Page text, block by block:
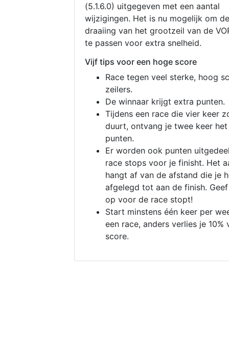
(5.1.6.0) uitgegeven met een aantal
wijzigingen. Het is nu mogelijk om de
draaiing van het grootzeil van de
te passen voor extra snelheid.
Vijf tips voor een hoge score
Race tegen veel sterke, hoog
zeilers.
De winnaar krijgt extra punten.
Tijdens een race die vier keer
duurt, ontvang je twee keer
punten.
Er worden ook punten
race stops voor je finisht. Het
hangt af van de afstand die je
afgelegd tot aan de finish.
op voor de race stopt!
Start minstens één keer per
een race, anders verlies je 10%
score.